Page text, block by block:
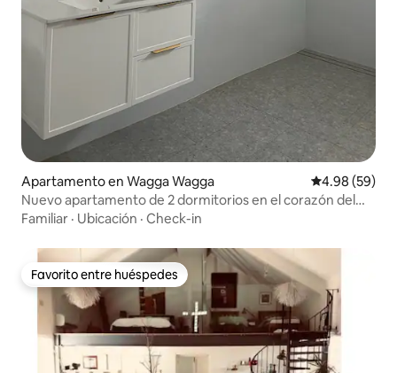
Apartamento en Wagga Wagga Calificación
4.98 (59)
Nuevo apartamento de 2 dormitorios en el corazón del
centro de Wagga.
Familiar · Ubicación · Check-in
Favorito entre huéspedes
Favorito entre huéspedes